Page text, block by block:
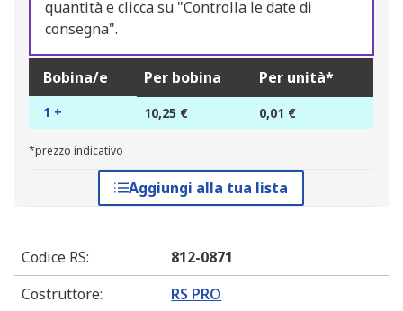
quantità e clicca su "Controlla le date di
consegna".
Bobina/e Per bobina Per unità*
1 + 10,25 € 0,01 €
*prezzo indicativo
Aggiungi alla tua lista
Codice RS:
812-0871
Costruttore: RS PRO